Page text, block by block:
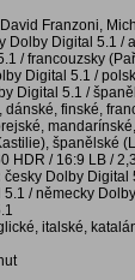
Franzoni,
Dolby Digital 5.1 /
/ francouzsky
Digital 5.1 /
Digital 5.1 /
dánské, finské,
španělské
HDR / 16:9 LB /
česky Dolby Digital
/ německy
italské,